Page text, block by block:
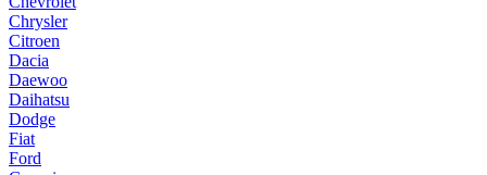
Chrysler
Citroen
Dacia
Daewoo
Daihatsu
Dodge
Fiat
Ford